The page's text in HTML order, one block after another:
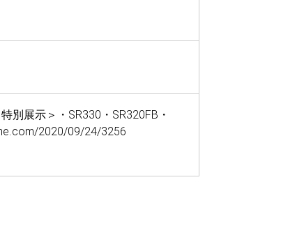
展示＞・SR330・SR320FB・
2020/09/24/3256